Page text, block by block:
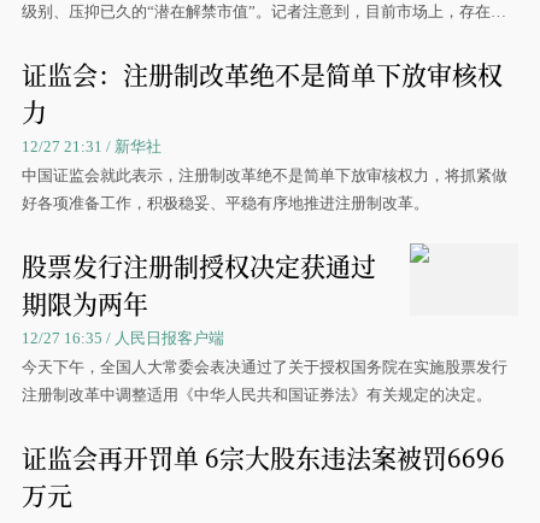
级别、压抑已久的“潜在解禁市值”。记者注意到，目前市场上，存在多
证监会：注册制改革绝不是简单下放审核权
力
12/27 21:31 / 新华社
中国证监会就此表示，注册制改革绝不是简单下放审核权力，将抓紧做
好各项准备工作，积极稳妥、平稳有序地推进注册制改革。
股票发行注册制授权决定获通过
期限为两年
12/27 16:35 / 人民日报客户端
今天下午，全国人大常委会表决通过了关于授权国务院在实施股票发行
注册制改革中调整适用《中华人民共和国证券法》有关规定的决定。
证监会再开罚单 6宗大股东违法案被罚6696
万元